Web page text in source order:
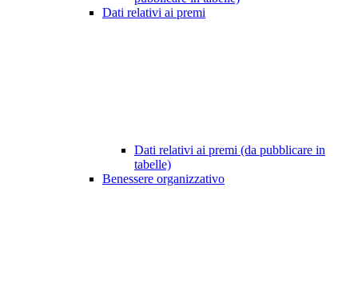
Dati relativi ai premi
Dati relativi ai premi (da pubblicare in
tabelle)
Benessere organizzativo